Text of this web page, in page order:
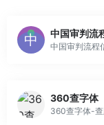
360查字体